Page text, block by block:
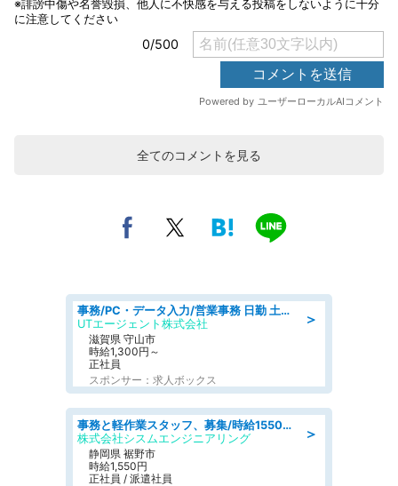
全てのコメントを見る
＞
事務/PC・データ入力/営業事務 日勤 土日休み 船舶用のエンジンを扱う会社 総合事務
UTエージェント株式会社
滋賀県 守山市
時給1,300円～
正社員
スポンサー：求人ボックス
＞
事務と軽作業スタッフ、募集/時給1550円/各種社会保険も完備/土日祝休み/～40代半ば活躍中
株式会社シスムエンジニアリング
静岡県 裾野市
時給1,550円
正社員 / 派遣社員